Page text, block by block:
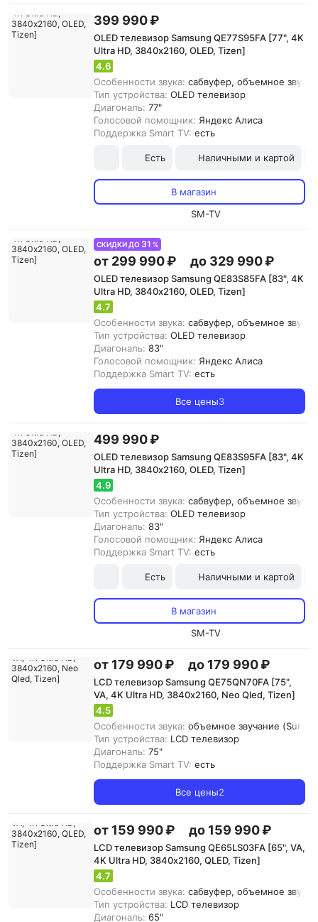
399 990 ₽
OLED телевизор Samsung QE77S95FA [77", 4K
Ultra HD, 3840х2160, OLED, Tizen]
4.6
Особенности звука: сабвуфер, объемное
Тип устройства: OLED телевизор
Диагональ: 77"
Голосовой помощник: Яндекс Алиса
Поддержка Smart TV: есть
Есть Наличными и картой
В магазин
SM-TV
СКИДКИ ДО 31 %
от 299 990 ₽ до 329 990 ₽
OLED телевизор Samsung QE83S85FA [83", 4K
Ultra HD, 3840х2160, OLED, Tizen]
4.7
Особенности звука: сабвуфер, объемное
Тип устройства: OLED телевизор
Диагональ: 83"
Голосовой помощник: Яндекс Алиса
Поддержка Smart TV: есть
Все цены3
499 990 ₽
OLED телевизор Samsung QE83S95FA [83", 4K
Ultra HD, 3840х2160, OLED, Tizen]
4.9
Особенности звука: сабвуфер, объемное
Тип устройства: OLED телевизор
Диагональ: 83"
Голосовой помощник: Яндекс Алиса
Поддержка Smart TV: есть
Есть Наличными и картой
В магазин
SM-TV
от 179 990 ₽ до 179 990 ₽
LCD телевизор Samsung QE75QN70FA [75",
VA, 4K Ultra HD, 3840х2160, Neo Qled, Tizen]
4.5
Особенности звука: объемное звучание
Тип устройства: LCD телевизор
Диагональ: 75"
Поддержка Smart TV: есть
Все цены2
от 159 990 ₽ до 159 990 ₽
LCD телевизор Samsung QE65LS03FA [65", VA,
4K Ultra HD, 3840х2160, QLED, Tizen]
4.7
Особенности звука: сабвуфер, объемное
Тип устройства: LCD телевизор
Диагональ: 65"